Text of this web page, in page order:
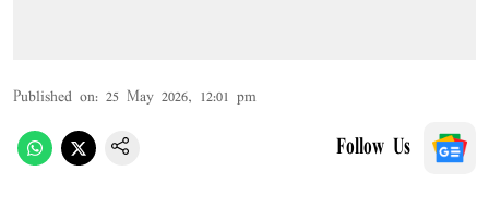
Published on: 25 May 2026, 12:01 pm
Follow Us